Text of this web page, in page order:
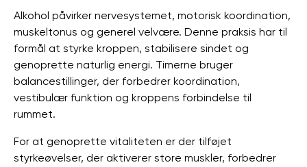
Alkohol påvirker nervesystemet, motorisk koordination,
muskeltonus og generel velvære. Denne praksis har til
formål at styrke kroppen, stabilisere sindet og
genoprette naturlig energi. Timerne bruger
balancestillinger, der forbedrer koordination,
vestibulær funktion og kroppens forbindelse til
rummet.
For at genoprette vitaliteten er der tilføjet
styrkeøvelser, der aktiverer store muskler, forbedrer